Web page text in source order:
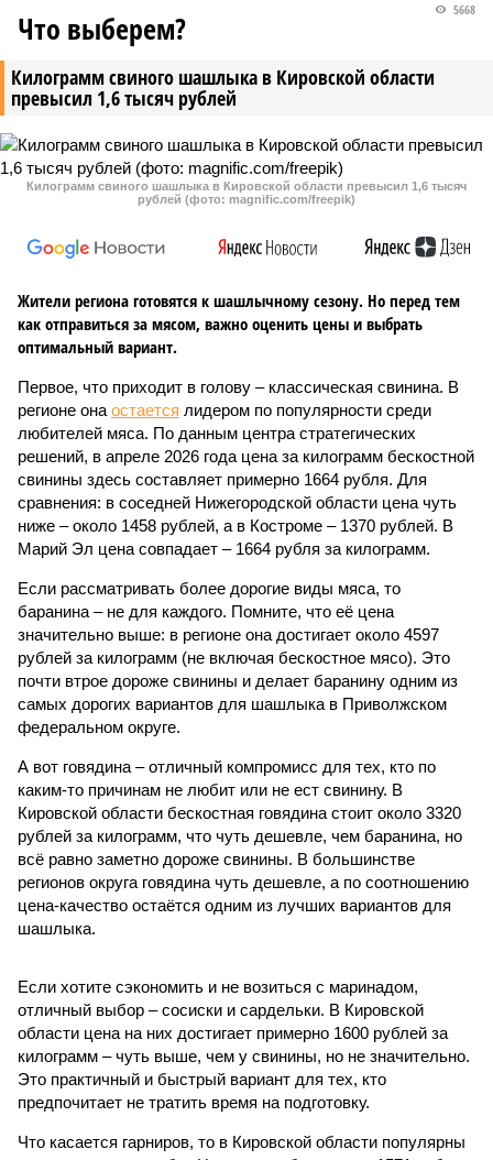
Килограмм свиного шашлыка в Кировской области
превысил 1,6 тысяч рублей
5668
Что выберем?
Килограмм свиного шашлыка в Кировской области превысил 1,6 тысяч
рублей (фото: magnific.com/freepik)
Жители региона готовятся к шашлычному сезону. Но перед тем
как отправиться за мясом, важно оценить цены и выбрать
оптимальный вариант.
Первое, что приходит в голову – классическая свинина. В
регионе она остается лидером по популярности среди
любителей мяса. По данным центра стратегических
решений, в апреле 2026 года цена за килограмм бескостной
свинины здесь составляет примерно 1664 рубля. Для
сравнения: в соседней Нижегородской области цена чуть
ниже – около 1458 рублей, а в Костроме – 1370 рублей. В
Марий Эл цена совпадает – 1664 рубля за килограмм.
Если рассматривать более дорогие виды мяса, то
баранина – не для каждого. Помните, что её цена
значительно выше: в регионе она достигает около 4597
рублей за килограмм (не включая бескостное мясо). Это
почти втрое дороже свинины и делает баранину одним из
самых дорогих вариантов для шашлыка в Приволжском
федеральном округе.
А вот говядина – отличный компромисс для тех, кто по
каким-то причинам не любит или не ест свинину. В
Кировской области бескостная говядина стоит около 3320
рублей за килограмм, что чуть дешевле, чем баранина, но
всё равно заметно дороже свинины. В большинстве
регионов округа говядина чуть дешевле, а по соотношению
цена-качество остаётся одним из лучших вариантов для
шашлыка.
Если хотите сэкономить и не возиться с маринадом,
отличный выбор – сосиски и сардельки. В Кировской
области цена на них достигает примерно 1600 рублей за
килограмм – чуть выше, чем у свинины, но не значительно.
Это практичный и быстрый вариант для тех, кто
предпочитает не тратить время на подготовку.
Что касается гарниров, то в Кировской области популярны